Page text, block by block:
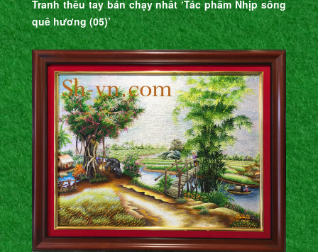
Tranh thêu tay bán chạy nhất ‘Tác phẩm Nhịp sống
quê hương (05)’